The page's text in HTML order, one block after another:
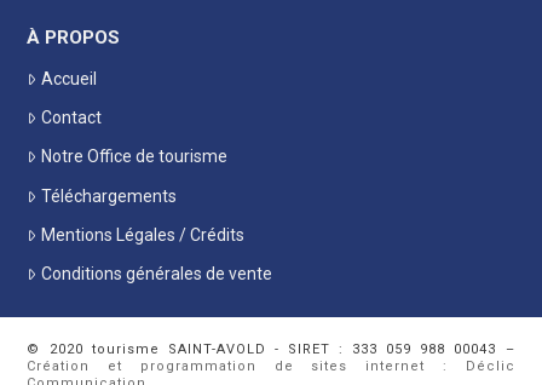
À PROPOS
Accueil
Contact
Notre Office de tourisme
Téléchargements
Mentions Légales / Crédits
Conditions générales de vente
© 2020 tourisme SAINT-AVOLD - SIRET : 333 059 988 00043 –
Création et programmation de sites internet : Déclic